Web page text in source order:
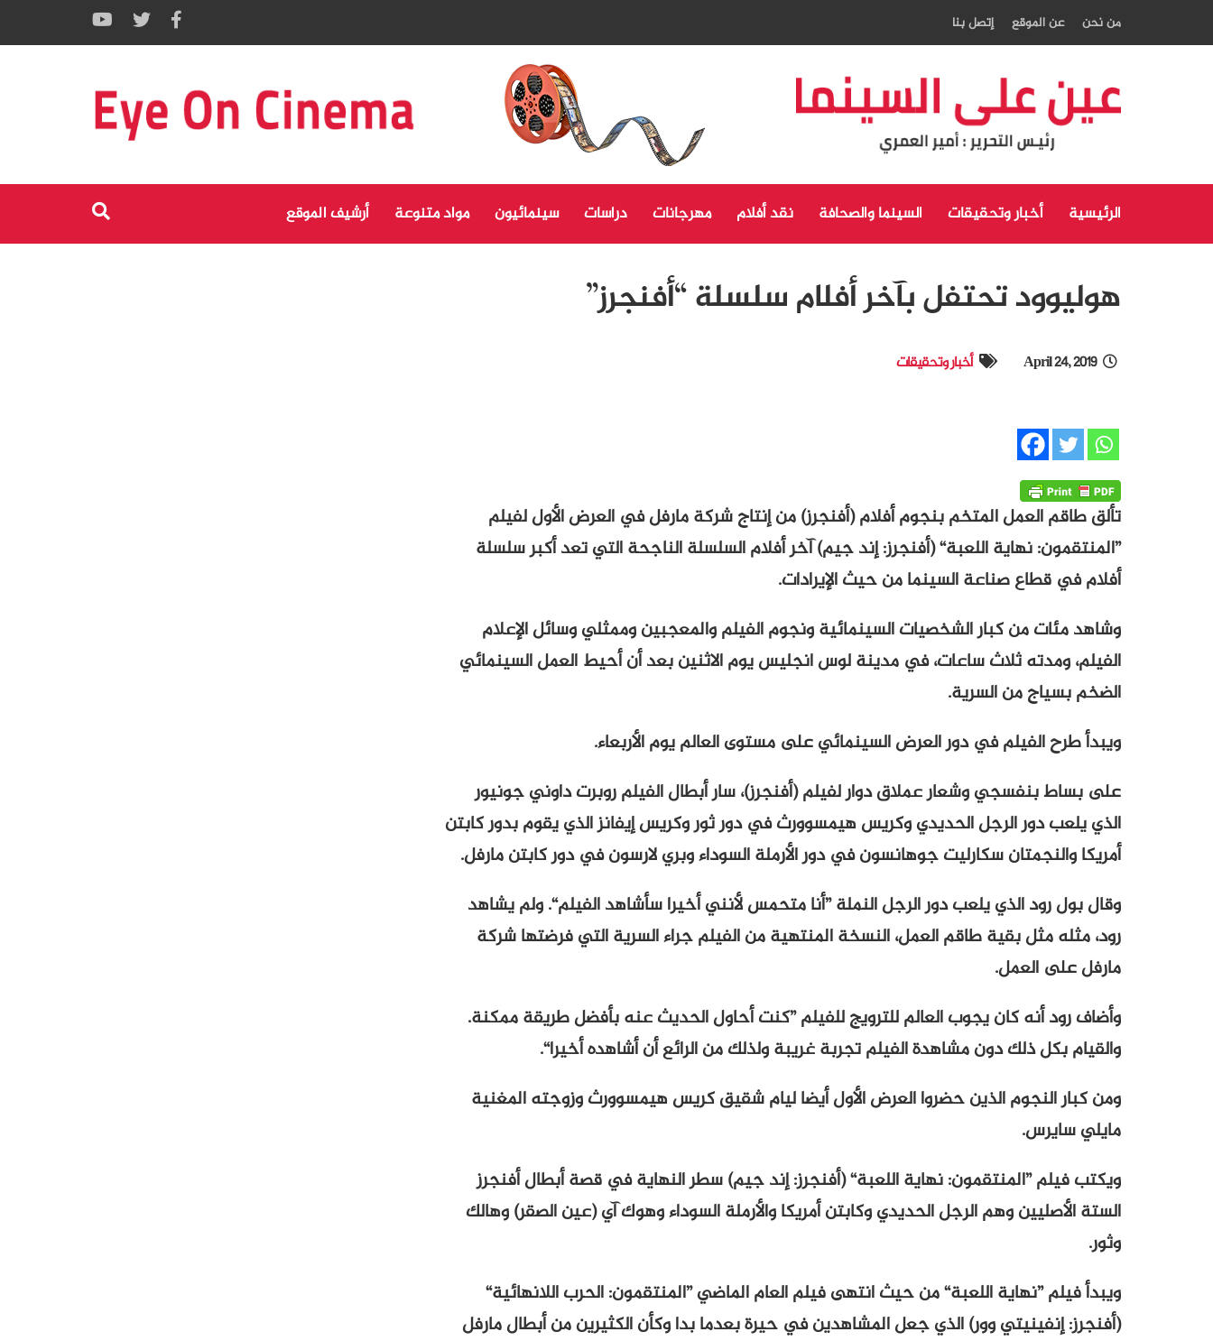
من نحن عن الموقع إتصل بنا
الرئيسية أخبار وتحقيقات السينما والصحافة نقد أفلام مهرجانات دراسات سينمائيون مواد متنوعة أرشيف الموقع
هوليوود تحتفل بآخر أفلام سلسلة “أفنجرز”
April 24, 2019 أخبار وتحقيقات
تألق طاقم العمل المتخم بنجوم أفلام (أفنجرز) من إنتاج شركة مارفل في العرض الأول لفيلم
”المنتقمون: نهاية اللعبة“ (أفنجرز: إند جيم) آخر أفلام السلسلة الناجحة التي تعد أكبر سلسلة
أفلام في قطاع صناعة السينما من حيث الإيرادات.
وشاهد مئات من كبار الشخصيات السينمائية ونجوم الفيلم والمعجبين وممثلي وسائل الإعلام
الفيلم، ومدته ثلاث ساعات، في مدينة لوس انجليس يوم الاثنين بعد أن أحيط العمل السينمائي
الضخم بسياج من السرية.
ويبدأ طرح الفيلم في دور العرض السينمائي على مستوى العالم يوم الأربعاء.
على بساط بنفسجي وشعار عملاق دوار لفيلم (أفنجرز)، سار أبطال الفيلم روبرت داوني جونيور
الذي يلعب دور الرجل الحديدي وكريس هيمسوورث في دور ثور وكريس إيفانز الذي يقوم بدور كابتن
أمريكا والنجمتان سكارليت جوهانسون في دور الأرملة السوداء وبري لارسون في دور كابتن مارفل.
وقال بول رود الذي يلعب دور الرجل النملة ”أنا متحمس لأنني أخيرا سأشاهد الفيلم“. ولم يشاهد
رود، مثله مثل بقية طاقم العمل، النسخة المنتهية من الفيلم جراء السرية التي فرضتها شركة
مارفل على العمل.
وأضاف رود أنه كان يجوب العالم للترويج للفيلم ”كنت أحاول الحديث عنه بأفضل طريقة ممكنة.
والقيام بكل ذلك دون مشاهدة الفيلم تجربة غريبة ولذلك من الرائع أن أشاهده أخيرا“.
ومن كبار النجوم الذين حضروا العرض الأول أيضا ليام شقيق كريس هيمسوورث وزوجته المغنية
مايلي سايرس.
ويكتب فيلم ”المنتقمون: نهاية اللعبة“ (أفنجرز: إند جيم) سطر النهاية في قصة أبطال أفنجرز
الستة الأصليين وهم الرجل الحديدي وكابتن أمريكا والأرملة السوداء وهوك آي (عين الصقر) وهالك
وثور.
ويبدأ فيلم ”نهاية اللعبة“ من حيث انتهى فيلم العام الماضي ”المنتقمون: الحرب اللانهائية“
(أفنجرز: إنفينيتي وور) الذي جعل المشاهدين في حيرة بعدما بدا وكأن الكثيرين من أبطال مارفل